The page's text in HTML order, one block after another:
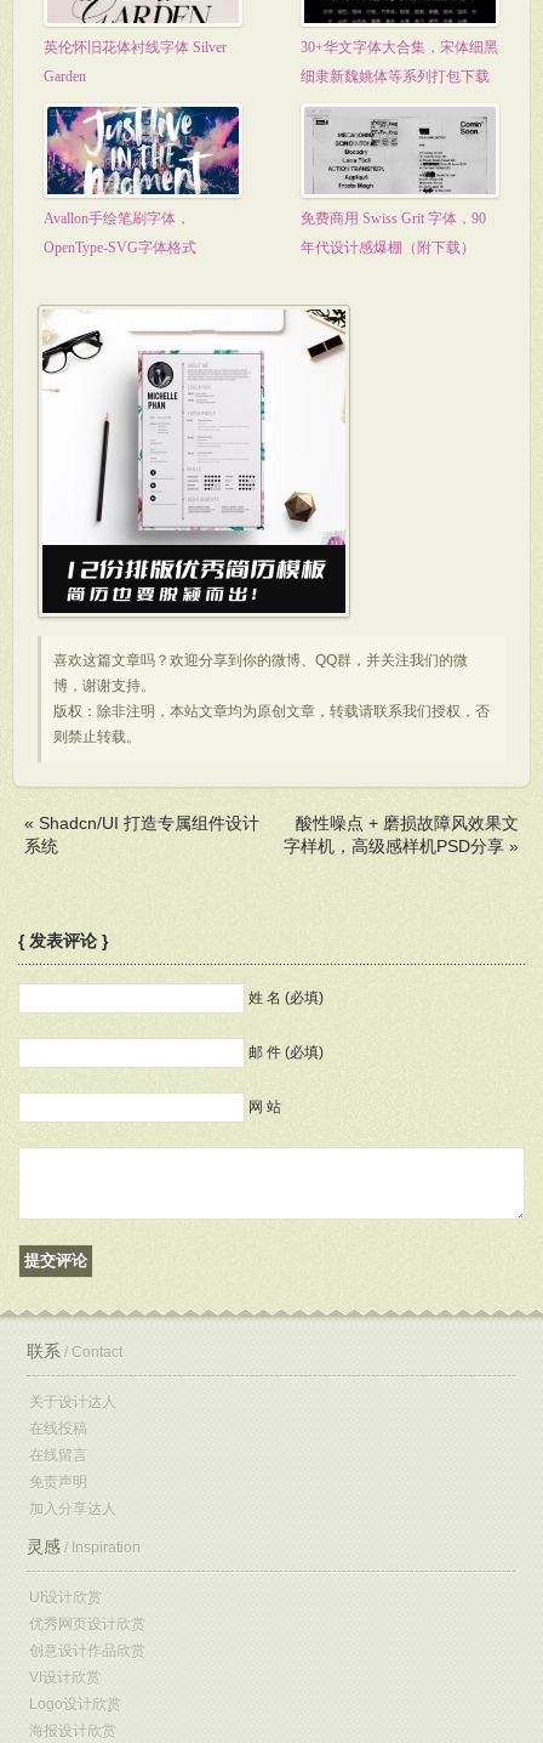
英伦怀旧花体衬线字体 Silver
Garden
30+华文字体大合集，宋体细黑
细隶新魏姚体等系列打包下载
Avallon手绘笔刷字体，
OpenType-SVG字体格式
免费商用 Swiss Grit 字体，90
年代设计感爆棚（附下载）
喜欢这篇文章吗？欢迎分享到你的微博、QQ群，并关注我们的微
博，谢谢支持。
版权：除非注明，本站文章均为原创文章，转载请联系我们授权，否
则禁止转载。
« Shadcn/UI 打造专属组件设计
系统
酸性噪点 + 磨损故障风效果文
字样机，高级感样机PSD分享 »
{ 发表评论 }
姓 名 (必填)
邮 件 (必填)
网 站
联系 / Contact
关于设计达人
在线投稿
在线留言
免责声明
加入分享达人
灵感 / Inspiration
UI设计欣赏
优秀网页设计欣赏
创意设计作品欣赏
VI设计欣赏
Logo设计欣赏
海报设计欣赏